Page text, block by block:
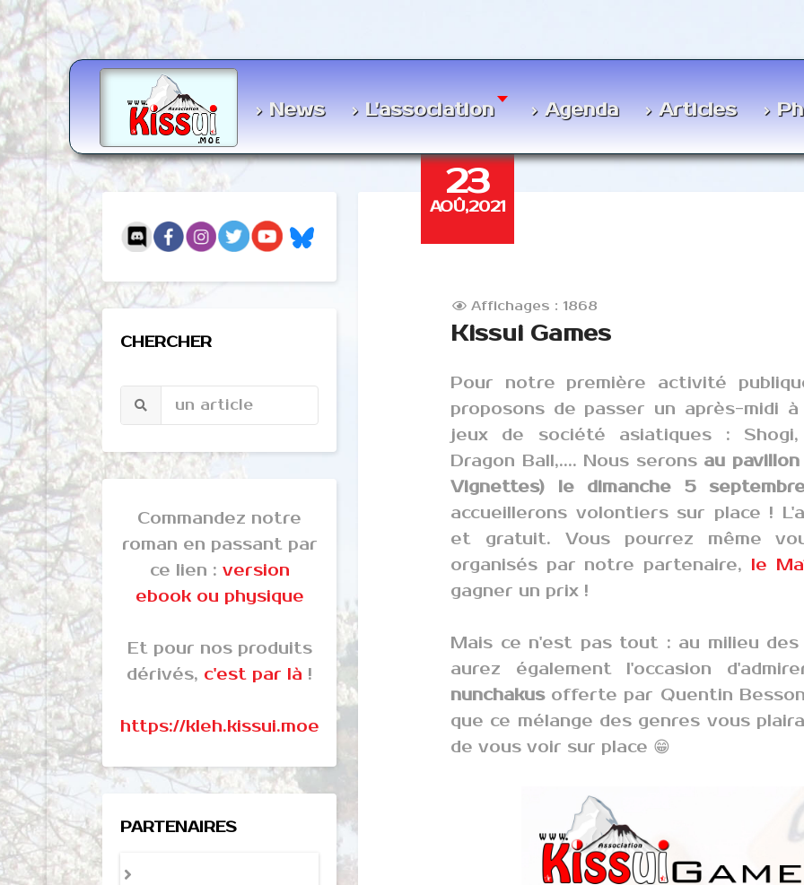
News L'association Agenda Articles
CHERCHER
Commandez notre
roman en passant par
ce lien : version
ebook ou physique
Et pour nos produits
dérivés, c'est par là !
https://kleh.kissui.moe
PARTENAIRES
23
AOÛ,2021
Affichages : 1868
Kissui Games
Pour notre première activité
proposons de passer un après-midi
jeux de société asiatiques : Shogi,
Dragon Ball,.... Nous serons au
Vignettes) le dimanche 5
accueillerons volontiers sur place !
et gratuit. Vous pourrez même
organisés par notre partenaire, le
gagner un prix !
Mais ce n'est pas tout : au milieu
aurez également l'occasion
nunchakusofferte par Quentin
que ce mélange des genres vous
de vous voir sur place 😁